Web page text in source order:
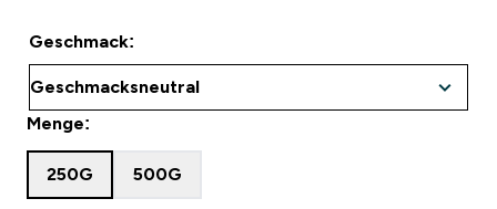
Geschmack:
Menge:
250G 500G